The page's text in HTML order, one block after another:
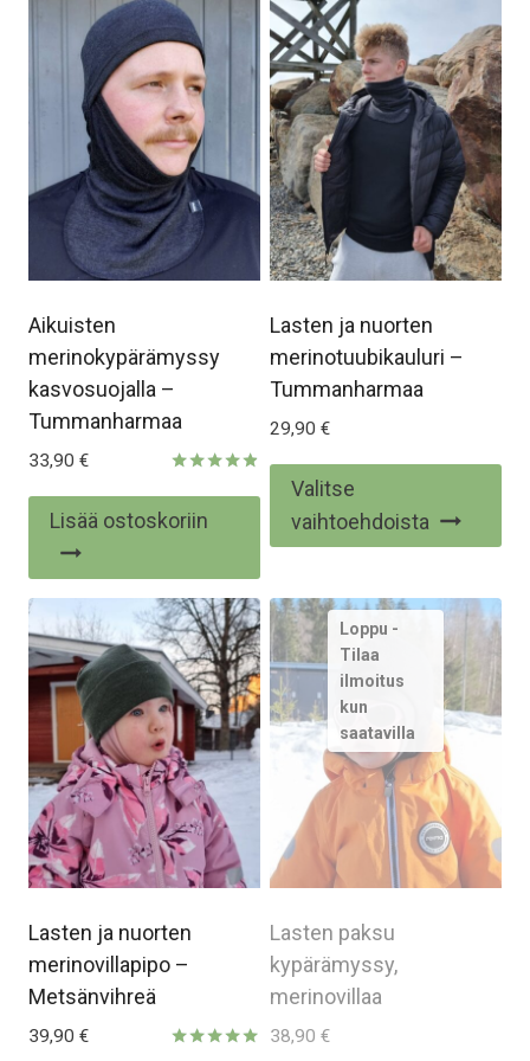
Aikuisten
merinokypärämyssy
kasvosuojalla –
Tummanharmaa
4.80
33,90 €
Lisää ostoskoriin
Lasten ja nuorten
merinotuubikauluri –
Tummanharmaa
29,90 €
Valitse
vaihtoehdoista
on
Lasten ja nuorten
merinovillapipo –
Metsänvihreä
39,90 €
Lasten paksu
kypärämyssy,
merinovillaa
38,90 €